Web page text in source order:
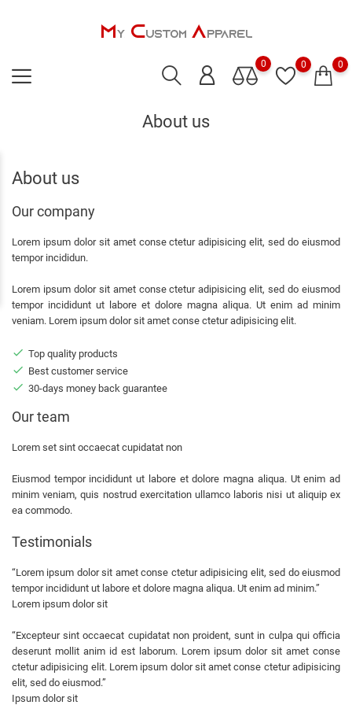
0
0
0
About us
About us
Our company
Lorem ipsum dolor sit amet conse ctetur adipisicing elit, sed do eiusmod
tempor incididun.
Lorem ipsum dolor sit amet conse ctetur adipisicing elit, sed do eiusmod
tempor incididunt ut labore et dolore magna aliqua. Ut enim ad minim
veniam. Lorem ipsum dolor sit amet conse ctetur adipisicing elit.
Top quality products
Best customer service
30-days money back guarantee
Our team
Lorem set sint occaecat cupidatat non
Eiusmod tempor incididunt ut labore et dolore magna aliqua. Ut enim ad
minim veniam, quis nostrud exercitation ullamco laboris nisi ut aliquip ex
ea commodo.
Testimonials
“Lorem ipsum dolor sit amet conse ctetur adipisicing elit, sed do eiusmod
tempor incididunt ut labore et dolore magna aliqua. Ut enim ad minim.”
Lorem ipsum dolor sit
“Excepteur sint occaecat cupidatat non proident, sunt in culpa qui officia
deserunt mollit anim id est laborum. Lorem ipsum dolor sit amet conse
ctetur adipisicing elit. Lorem ipsum dolor sit amet conse ctetur adipisicing
elit, sed do eiusmod.”
Ipsum dolor sit